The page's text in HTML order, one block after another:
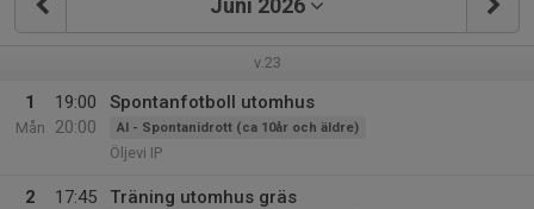
Juni 2026
v.23
1
Mån
19:00
20:00
Spontanfotboll utomhus
AI - Spontanidrott (ca 10år och äldre)
Öljevi IP
2
17:45
Träning utomhus gräs